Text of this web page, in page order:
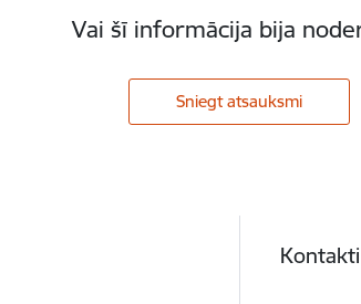
Vai šī informācija bija
Sniegt atsauksmi
Kontakti